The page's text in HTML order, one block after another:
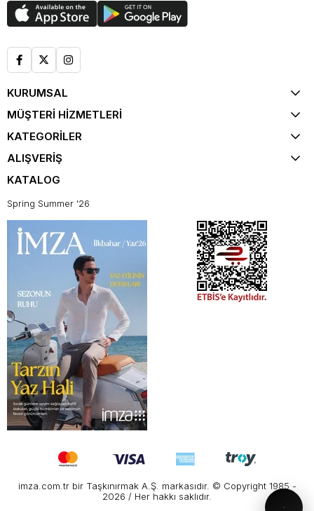
KURUMSAL
MÜŞTERİ HİZMETLERİ
KATEGORİLER
ALIŞVERİŞ
KATALOG
Spring Summer '26
imza.com.tr bir Taşkınırmak A.Ş. markasıdır. © Copyright 1985 -
2026 / Her hakkı saklıdır.